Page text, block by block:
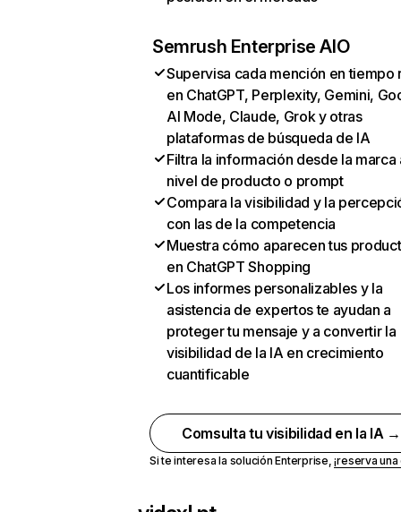
Semrush Enterprise AIO
Supervisa cada mención en tiempo
en ChatGPT, Perplexity, Gemini,
AI Mode, Claude, Grok y otras
plataformas de búsqueda de IA
Filtra la información desde la marca
nivel de producto o prompt
Compara la visibilidad y la
con las de la competencia
Muestra cómo aparecen tus
en ChatGPT Shopping
Los informes personalizables y la
asistencia de expertos te ayudan a
proteger tu mensaje y a convertir la
visibilidad de la IA en crecimiento
cuantificable
Comsulta tu visibilidad en la IA →
Si te interesa la solución Enterprise,¡reserva